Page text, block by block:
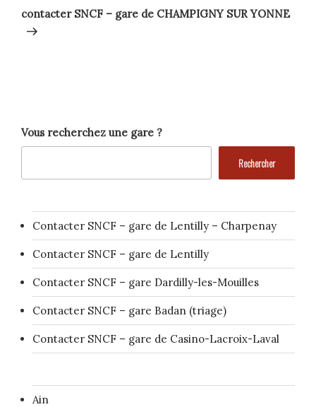
suivant
contacter SNCF – gare de CHAMPIGNY SUR YONNE
Vous recherchez une gare ?
Rechercher
Contacter SNCF – gare de Lentilly – Charpenay
Contacter SNCF – gare de Lentilly
Contacter SNCF – gare Dardilly-les-Mouilles
Contacter SNCF – gare Badan (triage)
Contacter SNCF – gare de Casino-Lacroix-Laval
Ain